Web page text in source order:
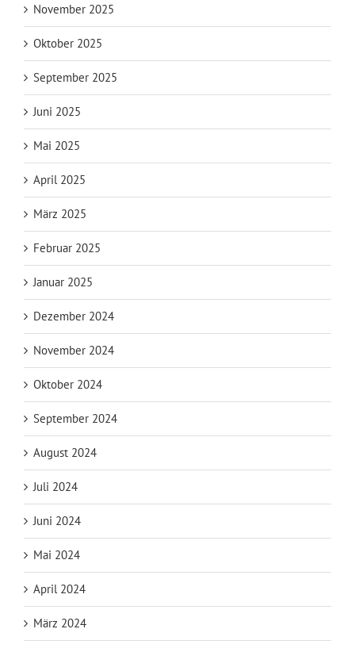
November 2025
Oktober 2025
September 2025
Juni 2025
Mai 2025
April 2025
März 2025
Februar 2025
Januar 2025
Dezember 2024
November 2024
Oktober 2024
September 2024
August 2024
Juli 2024
Juni 2024
Mai 2024
April 2024
März 2024